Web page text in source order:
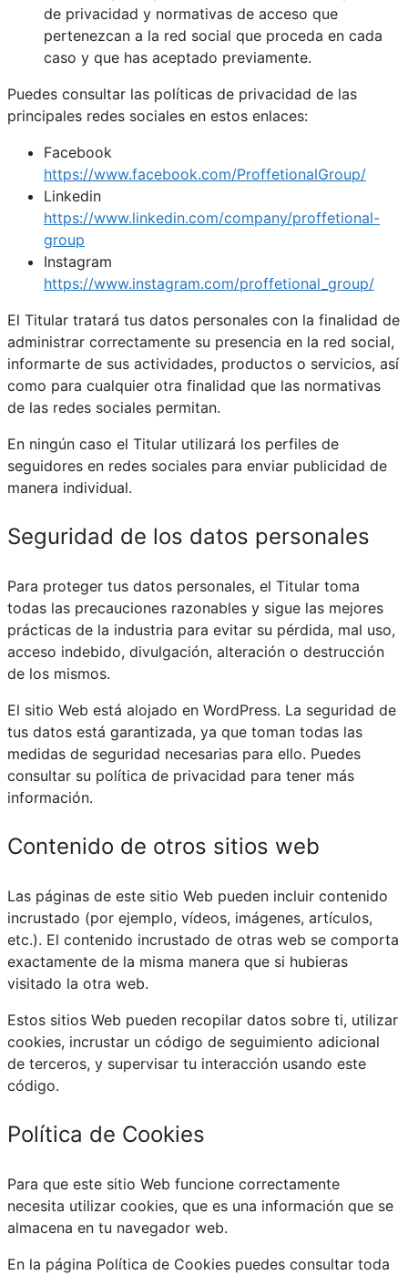
de privacidad y normativas de acceso que
pertenezcan a la red social que proceda en cada
caso y que has aceptado previamente.
Puedes consultar las políticas de privacidad de las
principales redes sociales en estos enlaces:
Facebook
https://www.facebook.com/ProffetionalGroup/
Linkedin
https://www.linkedin.com/company/proffetional-
group
Instagram
https://www.instagram.com/proffetional_group/
El Titular tratará tus datos personales con la finalidad de
administrar correctamente su presencia en la red social,
informarte de sus actividades, productos o servicios, así
como para cualquier otra finalidad que las normativas
de las redes sociales permitan.
En ningún caso el Titular utilizará los perfiles de
seguidores en redes sociales para enviar publicidad de
manera individual.
Seguridad de los datos personales
Para proteger tus datos personales, el Titular toma
todas las precauciones razonables y sigue las mejores
prácticas de la industria para evitar su pérdida, mal uso,
acceso indebido, divulgación, alteración o destrucción
de los mismos.
El sitio Web está alojado en WordPress. La seguridad de
tus datos está garantizada, ya que toman todas las
medidas de seguridad necesarias para ello. Puedes
consultar su política de privacidad para tener más
información.
Contenido de otros sitios web
Las páginas de este sitio Web pueden incluir contenido
incrustado (por ejemplo, vídeos, imágenes, artículos,
etc.). El contenido incrustado de otras web se comporta
exactamente de la misma manera que si hubieras
visitado la otra web.
Estos sitios Web pueden recopilar datos sobre ti, utilizar
cookies, incrustar un código de seguimiento adicional
de terceros, y supervisar tu interacción usando este
código.
Política de Cookies
Para que este sitio Web funcione correctamente
necesita utilizar cookies, que es una información que se
almacena en tu navegador web.
En la página Política de Cookies puedes consultar toda